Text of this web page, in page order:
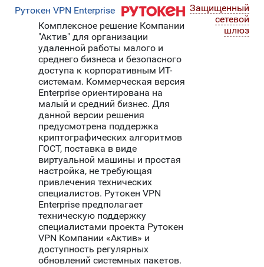
Рутокен VPN Enterprise
Комплексное решение Компании
"Актив" для организации
удаленной работы малого и
среднего бизнеса и безопасного
доступа к корпоративным ИТ-
системам. Коммерческая версия
Enterprise ориентирована на
малый и средний бизнес. Для
данной версии решения
предусмотрена поддержка
криптографических алгоритмов
ГОСТ, поставка в виде
виртуальной машины и простая
настройка, не требующая
привлечения технических
специалистов. Рутокен VPN
Enterprise предполагает
техническую поддержку
специалистами проекта Рутокен
VPN Компании «Актив» и
доступность регулярных
обновлений системных пакетов.
Защищенный
сетевой
шлюз